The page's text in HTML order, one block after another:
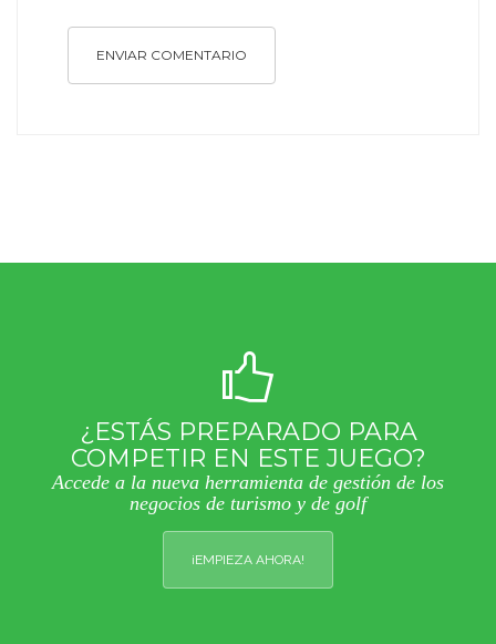
ENVIAR COMENTARIO
¿ESTÁS PREPARADO PARA
COMPETIR EN ESTE JUEGO?
Accede a la nueva herramienta de gestión de los
negocios de turismo y de golf
¡EMPIEZA AHORA!